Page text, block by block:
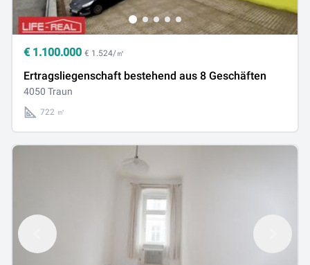
€ 1.100.000 € 1.524/㎡
Ertragsliegenschaft bestehend aus 8 Geschäften
4050 Traun
722 ㎡